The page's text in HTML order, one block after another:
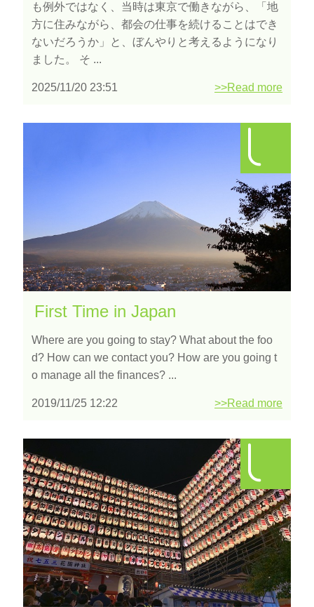
も例外ではなく、当時は東京で働きながら、「地
方に住みながら、都会の仕事を続けることはでき
ないだろうか」と、ぼんやりと考えるようになり
ました。 そ ...
2025/11/20 23:51 >>Read more
First Time in Japan
Where are you going to stay? What about the foo
d? How can we contact you? How are you going t
o manage all the finances? ...
2019/11/25 12:22 >>Read more